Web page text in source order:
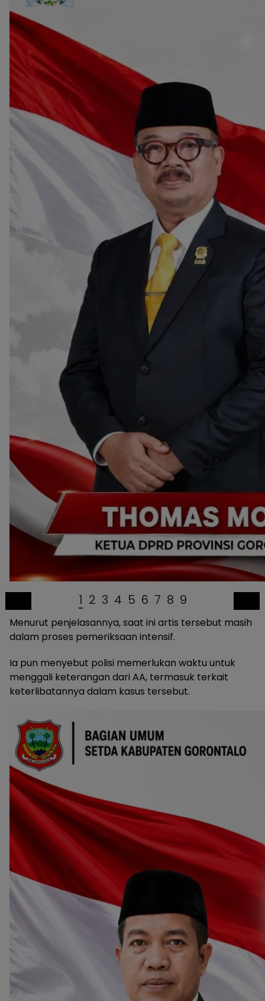
1 2 3 4 5 6 7 8 9
Menurut penjelasannya, saat ini artis tersebut masih
dalam proses pemeriksaan intensif.
Ia pun menyebut polisi memerlukan waktu untuk
menggali keterangan dari AA, termasuk terkait
keterlibatannya dalam kasus tersebut.